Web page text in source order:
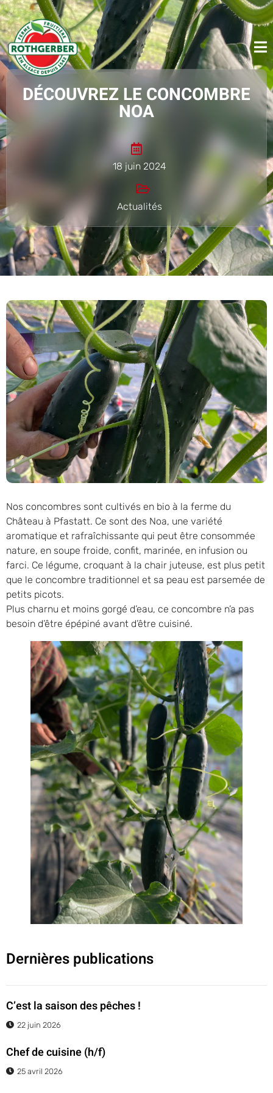
DÉCOUVREZ LE CONCOMBRE
NOA
18 juin 2024
Actualités
Nos concombres sont cultivés en bio à la ferme du
Château à Pfastatt. Ce sont des Noa, une variété
aromatique et rafraîchissante qui peut être consommée
nature, en soupe froide, confit, marinée, en infusion ou
farci. Ce légume, croquant à la chair juteuse, est plus petit
que le concombre traditionnel et sa peau est parsemée de
petits picots.
Plus charnu et moins gorgé d’eau, ce concombre n’a pas
besoin d’être épépiné avant d’être cuisiné.
Dernières publications
C’est la saison des pêches !
22 juin 2026
Chef de cuisine (h/f)
25 avril 2026